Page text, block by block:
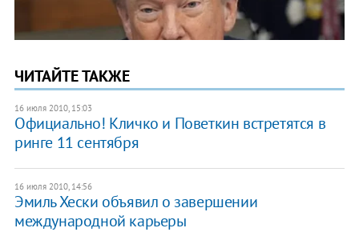
ЧИТАЙТЕ ТАКЖЕ
16 июля 2010, 15:03
Официально! Кличко и Поветкин встретятся в
ринге 11 сентября
16 июля 2010, 14:56
Эмиль Хески объявил о завершении
международной карьеры